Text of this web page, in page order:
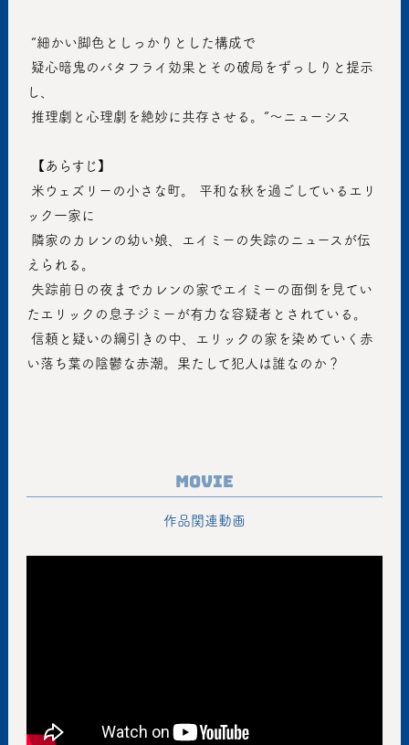
”細かい脚色としっかりとした構成で
し、
推理劇と心理劇を絶妙に共存させる。”〜ニューシス
【あらすじ】
ック一家に
えられる。
たエリックの息子ジミーが有力な容疑者とされている。
い落ち葉の陰鬱な赤潮。果たして犯人は誰なのか？
Movie
作品関連動画